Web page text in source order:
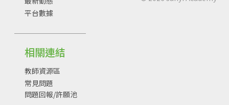
平台數據
相關連結
教師資源區
常見問題
問題回報/許願池